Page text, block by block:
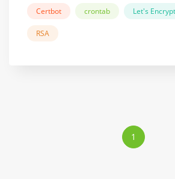
Certbot crontab Let's Encrypt
RSA
1